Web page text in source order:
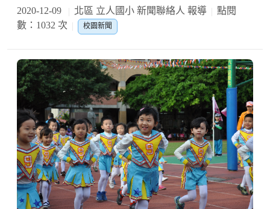
2020-12-09 北區 立人國小 新聞聯絡人 報導
點閱
數：1032 次
校園新聞